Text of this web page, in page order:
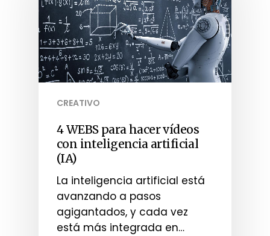
CREATIVO
4 WEBS para hacer vídeos
con inteligencia artificial
(IA)
La inteligencia artificial está
avanzando a pasos
agigantados, y cada vez
está más integrada en…